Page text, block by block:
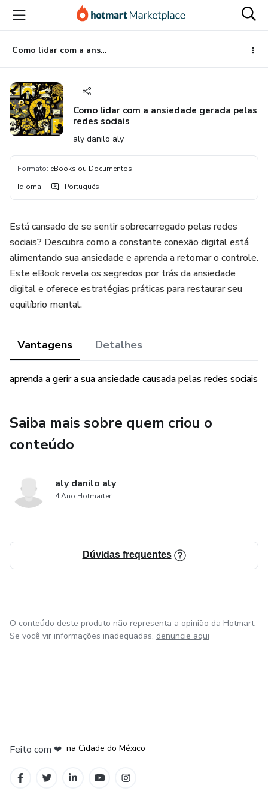
para
conteúdo
principal
para
pagamento
para
rodapé
Como lidar com a ansiedade gerada pelas redes sociais
Como lidar com a ansiedade gerada pelas
redes sociais
aly danilo aly
Formato: eBooks ou Documentos
Idioma: Português
Está cansado de se sentir sobrecarregado pelas redes
sociais? Descubra como a constante conexão digital está
alimentando sua ansiedade e aprenda a retomar o controle.
Este eBook revela os segredos por trás da ansiedade
digital e oferece estratégias práticas para restaurar seu
equilíbrio mental.
Vantagens Detalhes
aprenda a gerir a sua ansiedade causada pelas redes sociais
Saiba mais sobre quem criou o
conteúdo
aly danilo aly
4 Ano Hotmarter
Dúvidas frequentes
O conteúdo deste produto não representa a opinião da Hotmart.
Se você vir informações inadequadas, denuncie aqui
Feito com ❤ na Cidade do México